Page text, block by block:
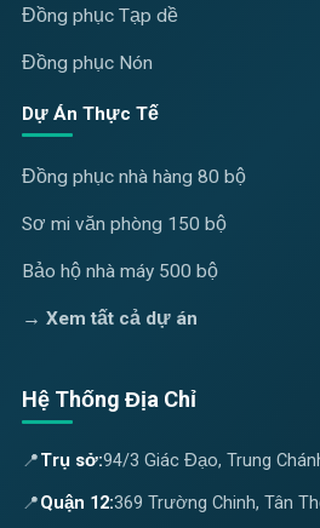
Đồng phục Tạp dề
Đồng phục Nón
Dự Án Thực Tế
Đồng phục nhà hàng 80 bộ
Sơ mi văn phòng 150 bộ
Bảo hộ nhà máy 500 bộ
→ Xem tất cả dự án
Hệ Thống Địa Chỉ
📍Trụ sở:94/3 Giác Đạo, Trung
📍Quận 12:369 Trường Chinh, Tân